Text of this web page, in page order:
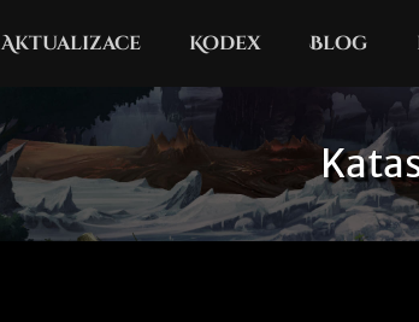
Aktualizace Kodex Blog